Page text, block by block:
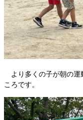
より多くの子が朝の運
ころです。